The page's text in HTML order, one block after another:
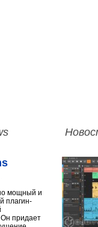
мощный и
плагин-
придает